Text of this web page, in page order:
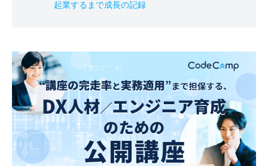
起業するまで成長の記録